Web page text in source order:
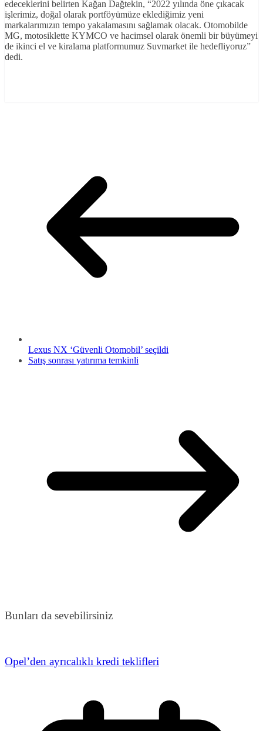
edeceklerini belirten Kağan Dağtekin, “2022 yılında öne çıkacak
işlerimiz, doğal olarak portföyümüze eklediğimiz yeni
markalarımızın tempo yakalamasını sağlamak olacak. Otomobilde
MG, motosiklette KYMCO ve hacimsel olarak önemli bir büyümeyi
de ikinci el ve kiralama platformumuz Suvmarket ile hedefliyoruz”
dedi.
Lexus NX ‘Güvenli Otomobil’ seçildi
Satış sonrası yatırıma temkinli
Bunları da sevebilirsiniz
Opel’den ayrıcalıklı kredi teklifleri